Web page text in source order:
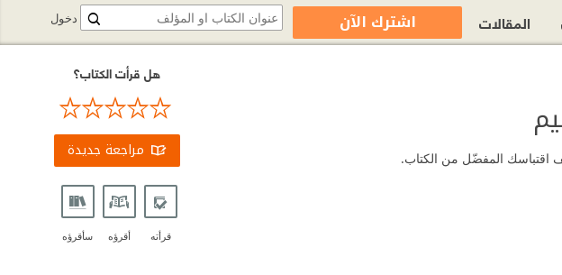
اقتباسك المفضّل من الكتاب.
هل قرأت الكتاب؟
مراجعة جديدة
قرأته أقرؤه سأقرؤه
دخول المقالات اشترك الآن